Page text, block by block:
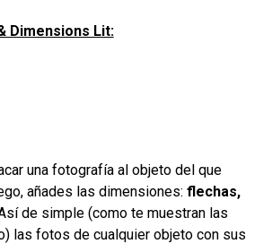
Dimensions Lit:
una fotografía al objeto del que
añades las dimensiones: flechas,
de simple (como te muestran las
las fotos de cualquier objeto con sus